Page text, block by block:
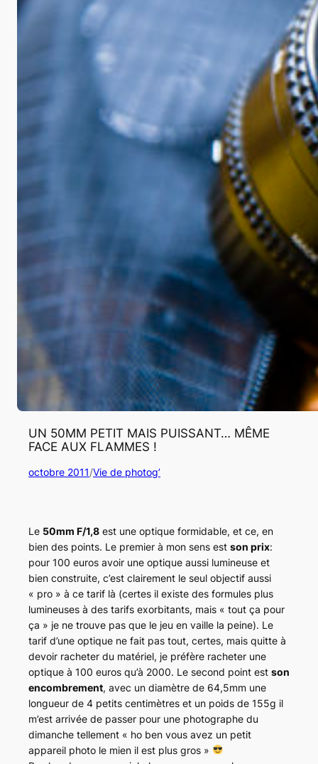
UN 50MM PETIT MAIS PUISSANT… MÊME
FACE AUX FLAMMES !
octobre 2011/Vie de photog’
Le 50mm F/1,8 est une optique formidable, et ce, en
bien des points. Le premier à mon sens est son prix:
pour 100 euros avoir une optique aussi lumineuse et
bien construite, c’est clairement le seul objectif aussi
« pro » à ce tarif là (certes il existe des formules plus
lumineuses à des tarifs exorbitants, mais « tout ça pour
ça » je ne trouve pas que le jeu en vaille la peine). Le
tarif d’une optique ne fait pas tout, certes, mais quitte à
devoir racheter du matériel, je préfère racheter une
optique à 100 euros qu’à 2000. Le second point est son
encombrement, avec un diamètre de 64,5mm une
longueur de 4 petits centimètres et un poids de 155g il
m’est arrivée de passer pour une photographe du
dimanche tellement « ho ben vous avez un petit
appareil photo le mien il est plus gros »